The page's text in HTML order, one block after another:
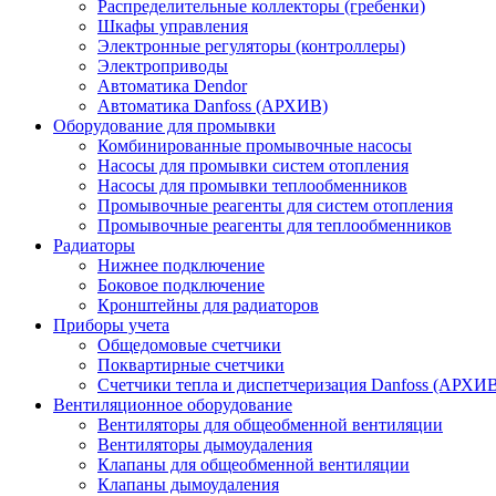
Распределительные коллекторы (гребенки)
Шкафы управления
Электронные регуляторы (контроллеры)
Электроприводы
Автоматика Dendor
Автоматика Danfoss (АРХИВ)
Оборудование для промывки
Комбинированные промывочные насосы
Насосы для промывки систем отопления
Насосы для промывки теплообменников
Промывочные реагенты для систем отопления
Промывочные реагенты для теплообменников
Радиаторы
Нижнее подключение
Боковое подключение
Кронштейны для радиаторов
Приборы учета
Общедомовые счетчики
Поквартирные счетчики
Счетчики тепла и диспетчеризация Danfoss
Вентиляционное оборудование
Вентиляторы для общеобменной вентиляции
Вентиляторы дымоудаления
Клапаны для общеобменной вентиляции
Клапаны дымоудаления